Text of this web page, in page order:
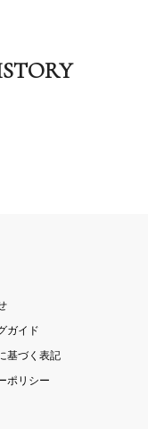
ガイド
基づく表記
ポリシー